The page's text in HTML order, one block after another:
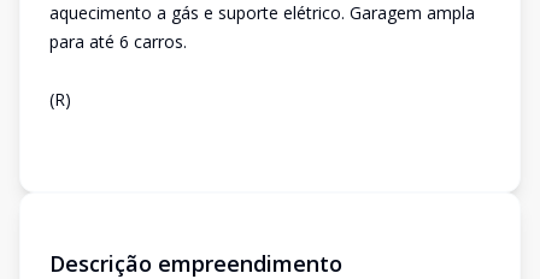
aquecimento a gás e suporte elétrico. Garagem ampla
para até 6 carros.
(R)
Descrição empreendimento